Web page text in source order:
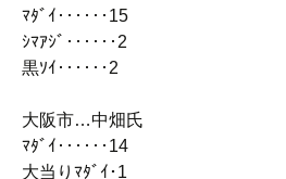
ﾏﾀﾞｲ‥‥‥15
ｼﾏｱｼﾞ‥‥‥2
黒ｿｲ‥‥‥2
大阪市…中畑氏
ﾏﾀﾞｲ‥‥‥14
大当りﾏﾀﾞｲ･1